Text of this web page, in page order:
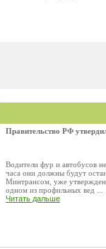
Правительство РФ
Водители фур и автобусов
часа они должны будут
Минтрансом, уже
одном из профильных вед ...
Читать дальше